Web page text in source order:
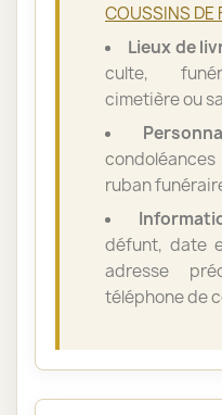
COUSSINS DE
Lieux de
culte,
cimetière ou
ruban
défunt, date
adresse
téléphone de